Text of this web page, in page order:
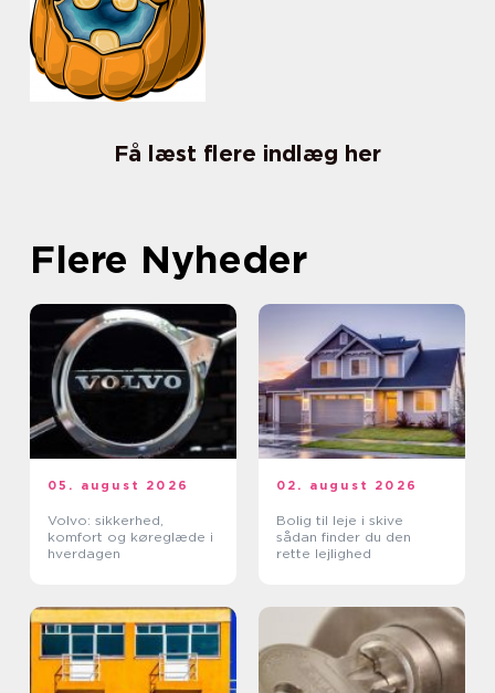
Få læst flere indlæg her
Flere Nyheder
05. august 2026
Volvo: sikkerhed,
komfort og køreglæde i
hverdagen
02. august 2026
Bolig til leje i skive
sådan finder du den
rette lejlighed